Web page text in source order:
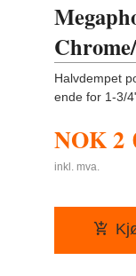
Halvdempet
ende for 1-3/
NOK2
inkl. mva.